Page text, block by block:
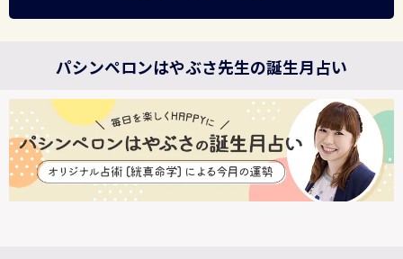
パシンペロンはやぶさ先生の誕生月占い